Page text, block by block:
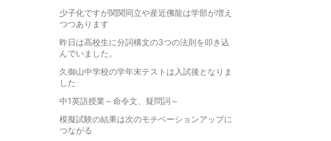
少子化ですが関関同立や産近佛龍は学部が増え
つつあります
昨日は高校生に分詞構文の3つの法則を叩き込
んでいました。
久御山中学校の学年末テストは入試後となりま
した
中1英語授業～命令文、疑問詞～
模擬試験の結果は次のモチベーションアップに
つながる